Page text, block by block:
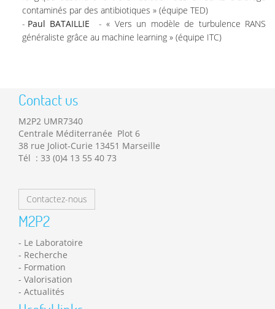
contaminés par des antibiotiques » (équipe TED)
Paul BATAILLIE
- « Vers un modèle de turbulence RANS
généraliste grâce au machine learning » (équipe ITC)
Contact us
M2P2 UMR7340
Centrale Méditerranée Plot 6
38 rue Joliot-Curie 13451 Marseille
Tél : 33 (0)4 13 55 40 73
Contactez-nous
M2P2
Le Laboratoire
Recherche
Formation
Valorisation
Actualités